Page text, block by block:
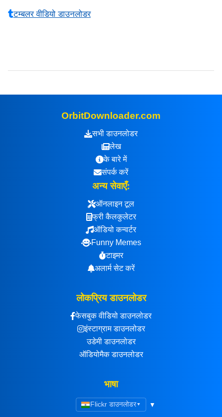
टम्बलर वीडियो डाउनलोडर
OrbitDownloader.com
सभी डाउनलोडर
लेख
के बारे में
संपर्क करें
अन्य सेवाएँ:
ऑनलाइन टूल
फ्री कैलकुलेटर
ऑडियो कन्वर्टर
Funny Memes
टाइमर
अलार्म सेट करें
लोकप्रिय डाउनलोडर
फेसबुक वीडियो डाउनलोडर
इंस्टाग्राम डाउनलोडर
उडेमी डाउनलोडर
ऑडियोमैक डाउनलोडर
भाषा
Flickr डाउनलोडर▾